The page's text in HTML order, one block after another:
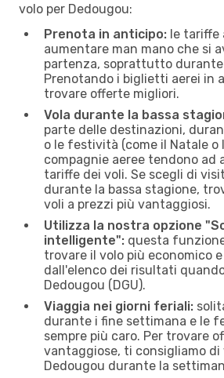
volo per Dedougou:
Prenota in anticipo: le tariffe
aumentare man mano che si
partenza, soprattutto durante
Prenotando i biglietti aerei in
trovare offerte migliori.
Vola durante la bassa
parte delle destinazioni,
o le festività (come il Natale o
compagnie aeree tendono ad
tariffe dei voli. Se scegli di
durante la bassa stagione,
voli a prezzi più vantaggiosi.
Utilizza la nostra opzione
intelligente": questa
trovare il volo più economico
dall'elenco dei risultati
Dedougou (DGU).
Viaggia nei giorni feriali:
durante i fine settimana e le
sempre più caro. Per trovare
vantaggiose, ti consigliamo di
Dedougou durante la